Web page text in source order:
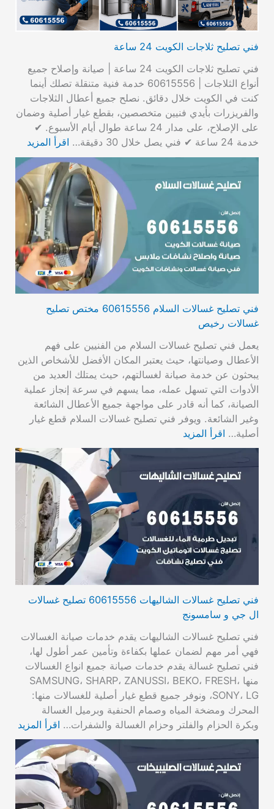
فني تصليح ثلاجات الكويت 24 ساعة
فني تصليح ثلاجات الكويت 24 ساعة | صيانة وإصلاح جميع
أنواع الثلاجات | 60615556 خدمة فنية متنقلة تصلك أينما
كنت في الكويت خلال دقائق. نصلح جميع أعطال الثلاجات
والفريزرات بأيدي فنيين متخصصين، بقطع غيار أصلية وضمان
على الإصلاح، على مدار 24 ساعة طوال أيام الأسبوع. ✔
خدمة 24 ساعة ✔ فني يصل خلال 30 دقيقة…
اقرأ المزيد
فني تصليح غسالات السلام 60615556 مختص تصليح
غسالات رخيص
يعمل فني تصليح غسالات السلام من الفنيين على فهم
الأعطال وصيانتها، حيث يعتبر المكان الأفضل للأشخاص الذين
يبحثون عن خدمة صيانة لغسالتهم، حيث يمتلك العديد من
الأدوات التي تسهل عمله، مما يسهم في سرعة إنجاز عملية
الصيانة، كما أنه قادر على مواجهة جميع الأعطال الشائعة
وغير الشائعة. ويوفر فني تصليح غسالات السلام قطع غيار
أصلية… اقرأ المزيد
فني تصليح غسالات الشاليهات 60615556 تصليح غسالات
ال جي و سامسونج
فني تصليح غسالات الشاليهات يقدم خدمات صيانة الغسالات
فهي أمر مهم لضمان عملها بكفاءة وتأمين عمر أطول لها،
فني تصليح غسالة يقدم خدمات صيانة جميع انواع الغسالات
منها SAMSUNG، SHARP، ZANUSSI، BEKO، FRESH،
SONY، LG، ونوفر جميع قطع غيار أصلية للغسالات منها:
المحرك ومضخة المياه وصمام الحنفية وبرميل الغسالة
وبكرة الحزام والفلتر وحزام الغسالة والشفرات… اقرأ المزيد